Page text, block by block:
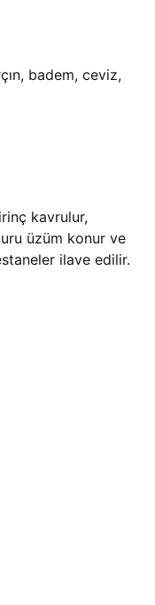
badem, ceviz,
kavrulur,
üzüm konur ve
ilave edilir.